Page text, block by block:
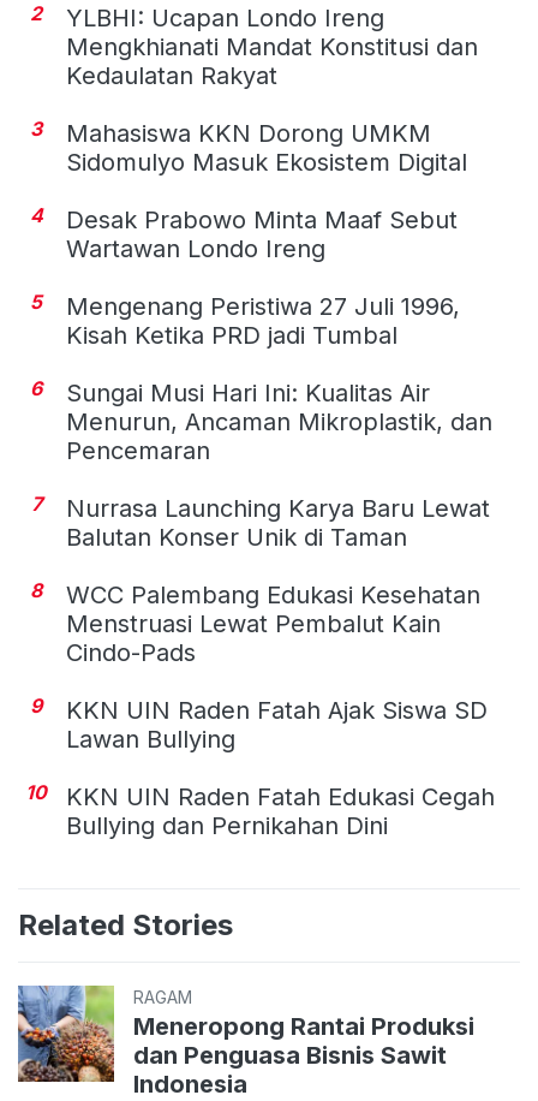
2
YLBHI: Ucapan Londo Ireng
Mengkhianati Mandat Konstitusi dan
Kedaulatan Rakyat
3
Mahasiswa KKN Dorong UMKM
Sidomulyo Masuk Ekosistem Digital
4
Desak Prabowo Minta Maaf Sebut
Wartawan Londo Ireng
5
Mengenang Peristiwa 27 Juli 1996,
Kisah Ketika PRD jadi Tumbal
6
Sungai Musi Hari Ini: Kualitas Air
Menurun, Ancaman Mikroplastik, dan
Pencemaran
7
Nurrasa Launching Karya Baru Lewat
Balutan Konser Unik di Taman
8
WCC Palembang Edukasi Kesehatan
Menstruasi Lewat Pembalut Kain
Cindo-Pads
9
KKN UIN Raden Fatah Ajak Siswa SD
Lawan Bullying
10
KKN UIN Raden Fatah Edukasi Cegah
Bullying dan Pernikahan Dini
Related Stories
RAGAM
Meneropong Rantai Produksi
dan Penguasa Bisnis Sawit
Indonesia